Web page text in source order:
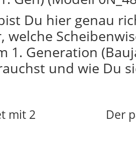
Du hier genau
welche
1. Generation
und wie Du
mit 2
Der